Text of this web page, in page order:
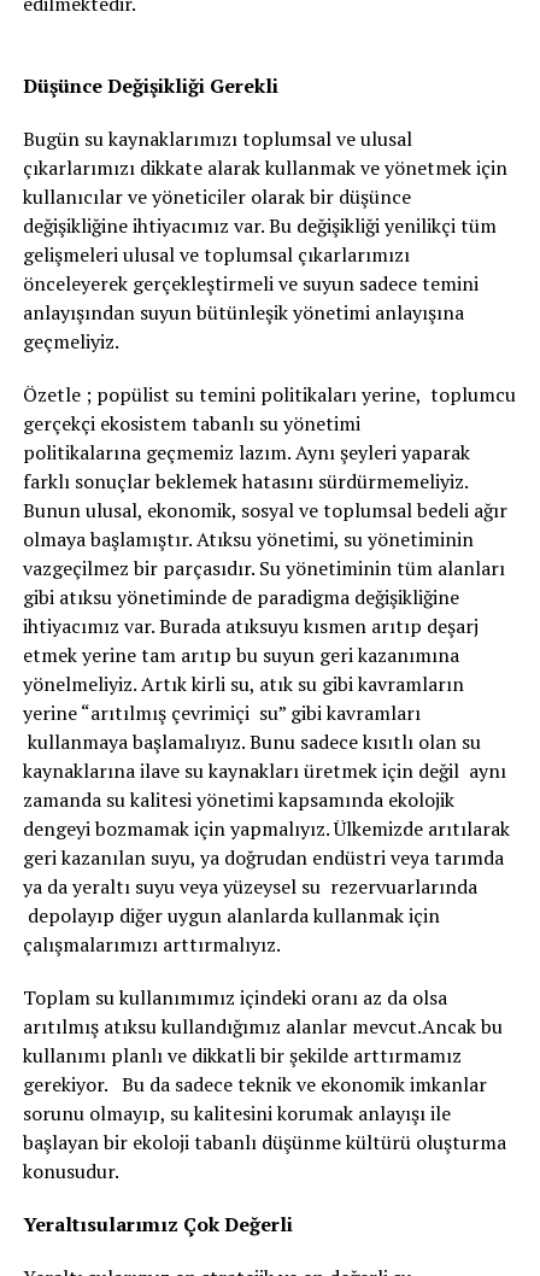
Düşünce Değişikliği Gerekli
Bugün su kaynaklarımızı toplumsal ve ulusal
çıkarlarımızı dikkate alarak kullanmak ve yönetmek için
kullanıcılar ve yöneticiler olarak bir düşünce
değişikliğine ihtiyacımız var. Bu değişikliği yenilikçi tüm
gelişmeleri ulusal ve toplumsal çıkarlarımızı
önceleyerek gerçekleştirmeli ve suyun sadece temini
anlayışından suyun bütünleşik yönetimi anlayışına
geçmeliyiz.
Özetle ; popülist su temini politikaları yerine, toplumcu
gerçekçi ekosistem tabanlı su yönetimi
politikalarına geçmemiz lazım. Aynı şeyleri yaparak
farklı sonuçlar beklemek hatasını sürdürmemeliyiz.
Bunun ulusal, ekonomik, sosyal ve toplumsal bedeli ağır
olmaya başlamıştır. Atıksu yönetimi, su yönetiminin
vazgeçilmez bir parçasıdır. Su yönetiminin tüm alanları
gibi atıksu yönetiminde de paradigma değişikliğine
ihtiyacımız var. Burada atıksuyu kısmen arıtıp deşarj
etmek yerine tam arıtıp bu suyun geri kazanımına
yönelmeliyiz. Artık kirli su, atık su gibi kavramların
yerine “arıtılmış çevrimiçi su” gibi kavramları
kullanmaya başlamalıyız. Bunu sadece kısıtlı olan su
kaynaklarına ilave su kaynakları üretmek için değil aynı
zamanda su kalitesi yönetimi kapsamında ekolojik
dengeyi bozmamak için yapmalıyız. Ülkemizde arıtılarak
geri kazanılan suyu, ya doğrudan endüstri veya tarımda
ya da yeraltı suyu veya yüzeysel su rezervuarlarında
depolayıp diğer uygun alanlarda kullanmak için
çalışmalarımızı arttırmalıyız.
Toplam su kullanımımız içindeki oranı az da olsa
arıtılmış atıksu kullandığımız alanlar mevcut.Ancak bu
kullanımı planlı ve dikkatli bir şekilde arttırmamız
gerekiyor. Bu da sadece teknik ve ekonomik imkanlar
sorunu olmayıp, su kalitesini korumak anlayışı ile
başlayan bir ekoloji tabanlı düşünme kültürü oluşturma
konusudur.
Yeraltısularımız Çok Değerli